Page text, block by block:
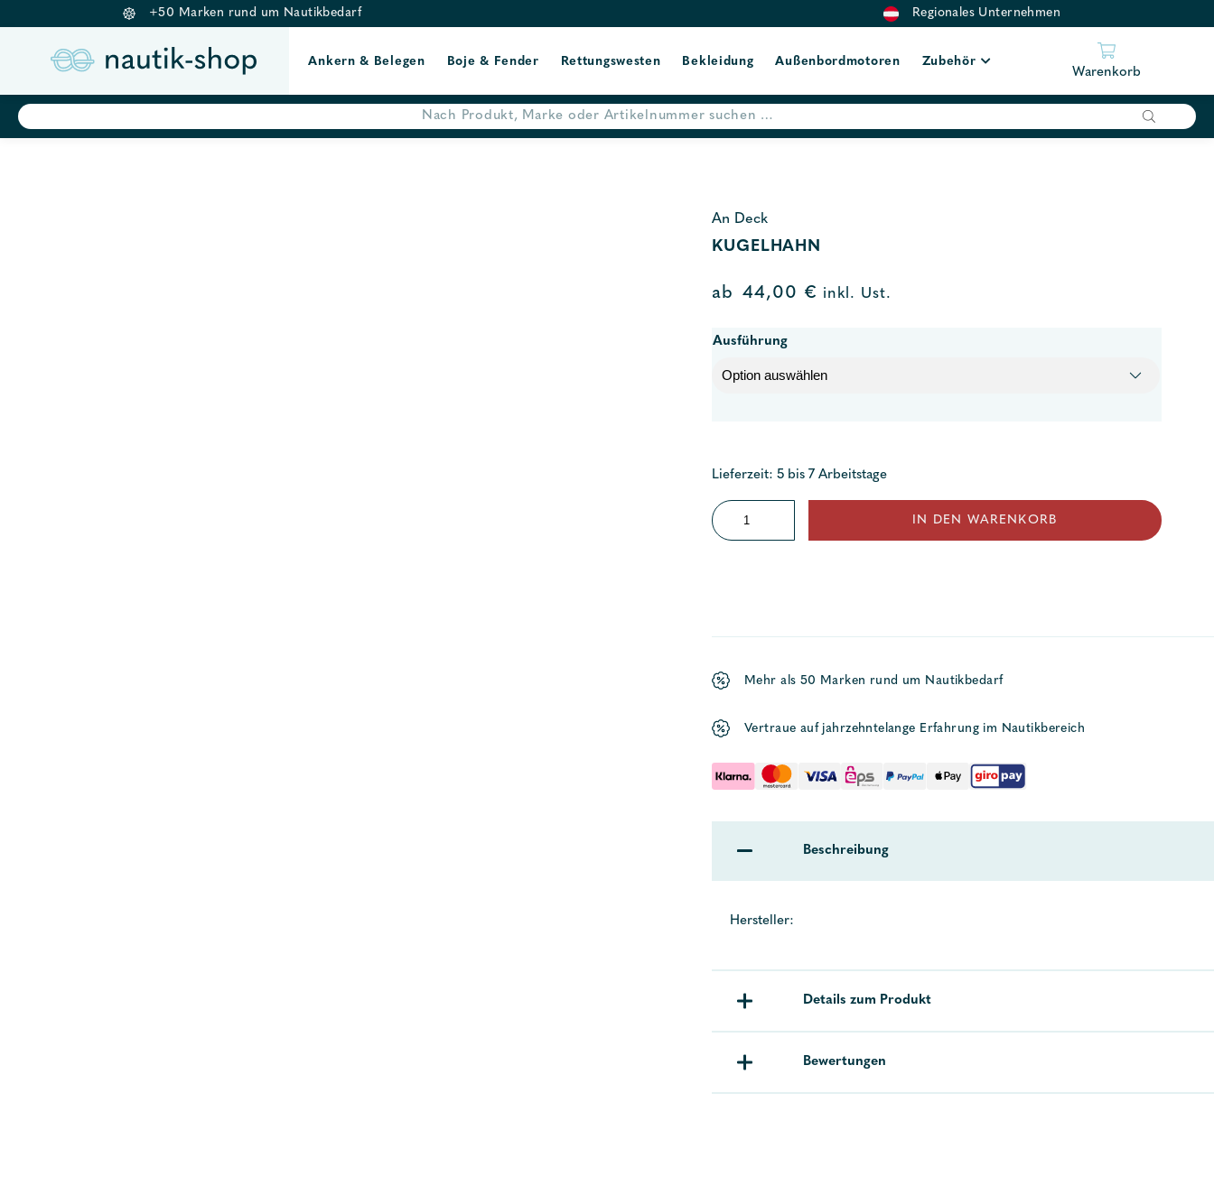
Springe
+50 Marken rund um Nautikbedarf Regionales Unternehmen
Ankern & Belegen Boje & Fender Rettungswesten Bekleidung Außenbordmotoren
Zubehör
Warenkorb
Products
search
An Deck
KUGELHAHN
ab 44,00 € inkl. Ust.
Ausführung
Lieferzeit: 5 bis 7 Arbeitstage
Kugelhahn
Menge
IN DEN WARENKORB
Mehr als 50 Marken rund um Nautikbedarf
Vertraue auf jahrzehntelange Erfahrung im Nautikbereich
Beschreibung
Hersteller:
Details zum Produkt
Bewertungen